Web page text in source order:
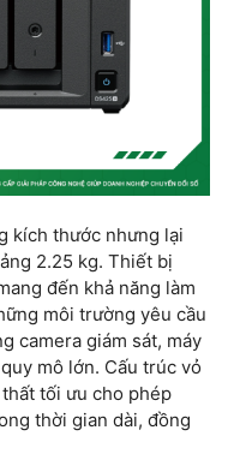
kích thước nhưng lại
2.25 kg. Thiết bị
đến khả năng làm
môi trường yêu cầu
camera giám sát, máy
mô lớn. Cấu trúc vỏ
tối ưu cho phép
thời gian dài, đồng